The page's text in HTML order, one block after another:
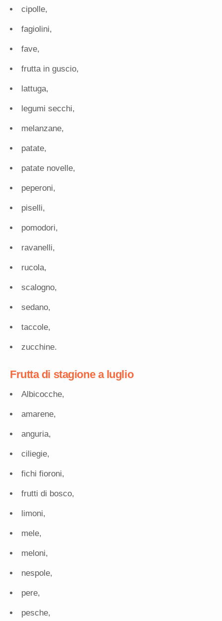
cipolle,
fagiolini,
fave,
frutta in guscio,
lattuga,
legumi secchi,
melanzane,
patate,
patate novelle,
peperoni,
piselli,
pomodori,
ravanelli,
rucola,
scalogno,
sedano,
taccole,
zucchine.
Frutta di stagione a luglio
Albicocche,
amarene,
anguria,
ciliegie,
fichi fioroni,
frutti di bosco,
limoni,
mele,
meloni,
nespole,
pere,
pesche,